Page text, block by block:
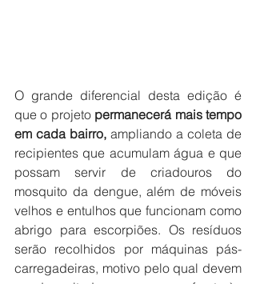
O grande diferencial desta edição é
que o projeto permanecerá mais tempo
em cada bairro, ampliando a coleta de
recipientes que acumulam água e que
possam servir de criadouros do
mosquito da dengue, além de móveis
velhos e entulhos que funcionam como
abrigo para escorpiões. Os resíduos
serão recolhidos por máquinas pás-
carregadeiras, motivo pelo qual devem